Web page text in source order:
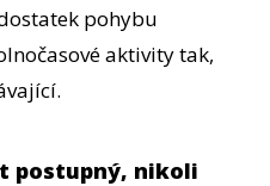
pohybu
aktivity tak,
postupný, nikoli